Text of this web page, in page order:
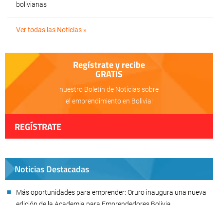
bolivianas
Ver todas las Noticias »
Regístrate y recibe
GRATIS
nuestro Boletín de Noticias sobre
el emprendimiento en Bolivia!
REGÍSTRATE
Noticias Destacadas
Más oportunidades para emprender: Oruro inaugura una nueva